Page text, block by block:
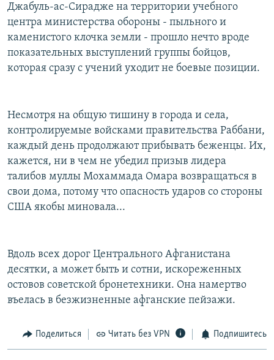
Джабуль-ас-Сирадже на территории учебного
центра министерства обороны - пыльного и
каменистого клочка земли - прошло нечто вроде
показательных выступлений группы бойцов,
которая сразу с учений уходит не боевые позиции.
Несмотря на общую тишину в города и села,
контролируемые войсками правительства Раббани,
каждый день продолжают прибывать беженцы. Их,
кажется, ни в чем не убедил призыв лидера
талибов муллы Мохаммада Омара возвращаться в
свои дома, потому что опасность ударов со стороны
США якобы миновала...
Вдоль всех дорог Центрального Афганистана
десятки, а может быть и сотни, искореженных
остовов советской бронетехники. Она намертво
въелась в безжизненные афганские пейзажи.
Поделиться Читать без VPN Подпишитесь